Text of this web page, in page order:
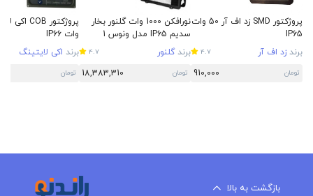
پروژکتور SMD زد اف آر 50 وات
IP65
برند زد اف آر 4.7
تومان 910,000
نورافکن 1000 وات گلنور بخار
سدیم IP65 مدل ونوس 1
برندگلنور 4.7
تومان 18,383,310
وات IP66
برند اکی لایتینگ
تومان
بازگشت به بالا